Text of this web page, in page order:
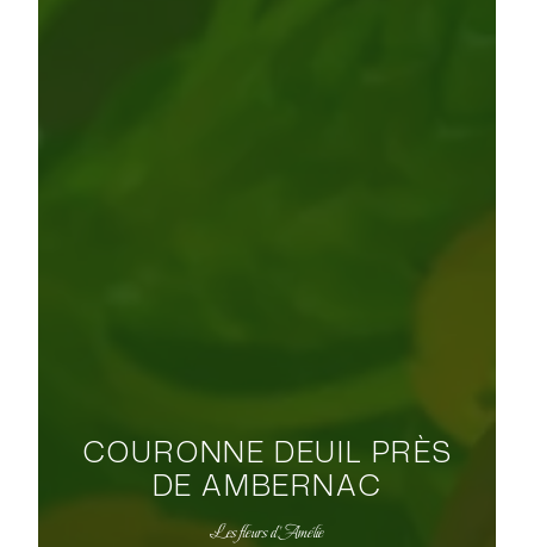
COURONNE DEUIL PRÈS
DE AMBERNAC
Les fleurs d'Amélie